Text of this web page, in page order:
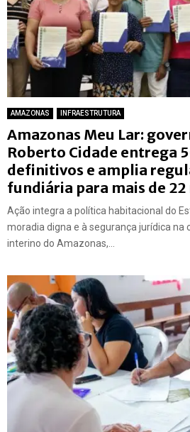
AMAZONAS INFRAESTRUTURA
Amazonas Meu Lar:
Roberto Cidade entrega
definitivos e amplia
fundiária para mais de
Ação integra a política habitacional do
moradia digna e à segurança jurídica na
interino do Amazonas,...